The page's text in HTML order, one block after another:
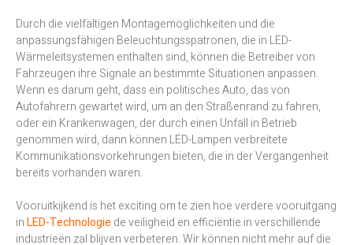
Durch die vielfältigen Montagemöglichkeiten und die
anpassungsfähigen Beleuchtungsspatronen, die in LED-
Wärmeleitsystemen enthalten sind, können die Betreiber von
Fahrzeugen ihre Signale an bestimmte Situationen anpassen.
Wenn es darum geht, dass ein politisches Auto, das von
Autofahrern gewartet wird, um an den Straßenrand zu fahren,
oder ein Krankenwagen, der durch einen Unfall in Betrieb
genommen wird, dann können LED-Lampen verbreitete
Kommunikationsvorkehrungen bieten, die in der Vergangenheit
bereits vorhanden waren.
Vooruitkijkend is het exciting om te zien hoe verdere vooruitgang
inLED-Technologie de veiligheid en efficiëntie in verschillende
industrieën zal blijven verbeteren. Wir können nicht mehr auf die